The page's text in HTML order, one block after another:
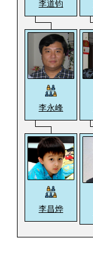
李道钧
李永峰
李昌烨